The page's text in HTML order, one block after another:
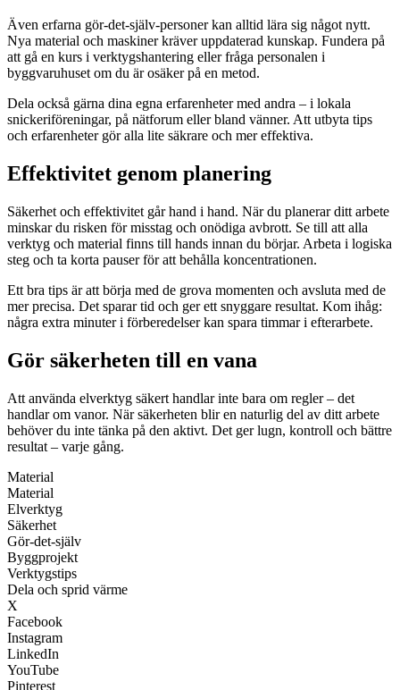
Även erfarna gör‑det‑själv‑personer kan alltid lära sig något nytt.
Nya material och maskiner kräver uppdaterad kunskap. Fundera på
att gå en kurs i verktygshantering eller fråga personalen i
byggvaruhuset om du är osäker på en metod.
Dela också gärna dina egna erfarenheter med andra – i lokala
snickeriföreningar, på nätforum eller bland vänner. Att utbyta tips
och erfarenheter gör alla lite säkrare och mer effektiva.
Effektivitet genom planering
Säkerhet och effektivitet går hand i hand. När du planerar ditt arbete
minskar du risken för misstag och onödiga avbrott. Se till att alla
verktyg och material finns till hands innan du börjar. Arbeta i logiska
steg och ta korta pauser för att behålla koncentrationen.
Ett bra tips är att börja med de grova momenten och avsluta med de
mer precisa. Det sparar tid och ger ett snyggare resultat. Kom ihåg:
några extra minuter i förberedelser kan spara timmar i efterarbete.
Gör säkerheten till en vana
Att använda elverktyg säkert handlar inte bara om regler – det
handlar om vanor. När säkerheten blir en naturlig del av ditt arbete
behöver du inte tänka på den aktivt. Det ger lugn, kontroll och bättre
resultat – varje gång.
Material
Material
Elverktyg
Säkerhet
Gör-det-själv
Byggprojekt
Verktygstips
Dela och sprid värme
X
Facebook
Instagram
LinkedIn
YouTube
Pinterest